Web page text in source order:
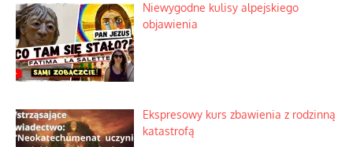
Niewygodne kulisy alpejskiego
objawienia
Ekspresowy kurs zbawienia z rodzinną
katastrofą